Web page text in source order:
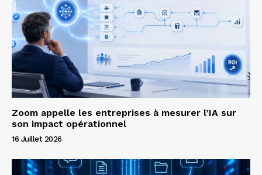
Zoom appelle les entreprises à mesurer l’IA sur
son impact opérationnel
16 Juillet 2026